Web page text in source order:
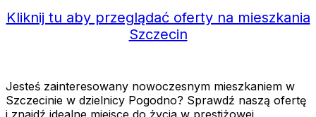
Kliknij tu aby przeglądać oferty na mieszkania
Szczecin
Jesteś zainteresowany nowoczesnym mieszkaniem w
Szczecinie w dzielnicy Pogodno? Sprawdź naszą ofertę
i znajdź idealne miejsce do życia w prestiżowej